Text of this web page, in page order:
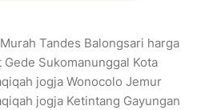
Tandes Balongsari harga
Sukomanunggal Kota
jogja Wonocolo Jemur
jogja Ketintang Gayungan